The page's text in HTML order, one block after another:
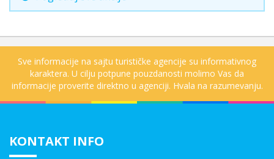
Sve informacije na sajtu turističke agencije su informativnog
karaktera. U cilju potpune pouzdanosti molimo Vas da
informacije proverite direktno u agenciji. Hvala na razumevanju.
KONTAKT INFO